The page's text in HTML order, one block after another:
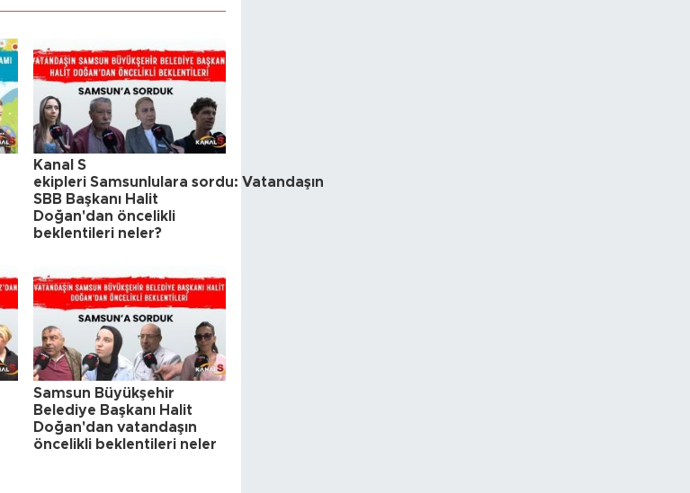
Kanal S
ekipleri Samsunlulara sordu: Vatandaşın
SBB Başkanı Halit
Doğan'dan öncelikli
beklentileri neler?
Samsun Büyükşehir
Belediye Başkanı Halit
Doğan'dan vatandaşın
öncelikli beklentileri neler